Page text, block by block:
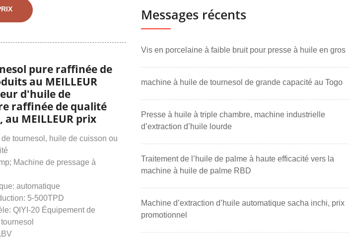
d'une saveur et d'un arôme
à aujourd'hui. Il est
assaisonnements, ce qui le rend
pure raffinée de
au MEILLEUR
d'huile de
raffinée de qualité
MEILLEUR prix
tournesol, huile de cuisson ou
Machine de pressage à
automatique
5-500TPD
QIYI-20 Équipement de
Messages récents
Vis en porcelaine à faible bruit pour presse à huile en gros
machine à huile de tournesol de grande capacité au Togo
Presse à huile à triple chambre, machine industrielle
d’extraction d’huile lourde
Traitement de l’huile de palme à haute efficacité vers la
machine à huile de palme RBD
Machine d’extraction d’huile automatique sacha inchi, prix
promotionnel